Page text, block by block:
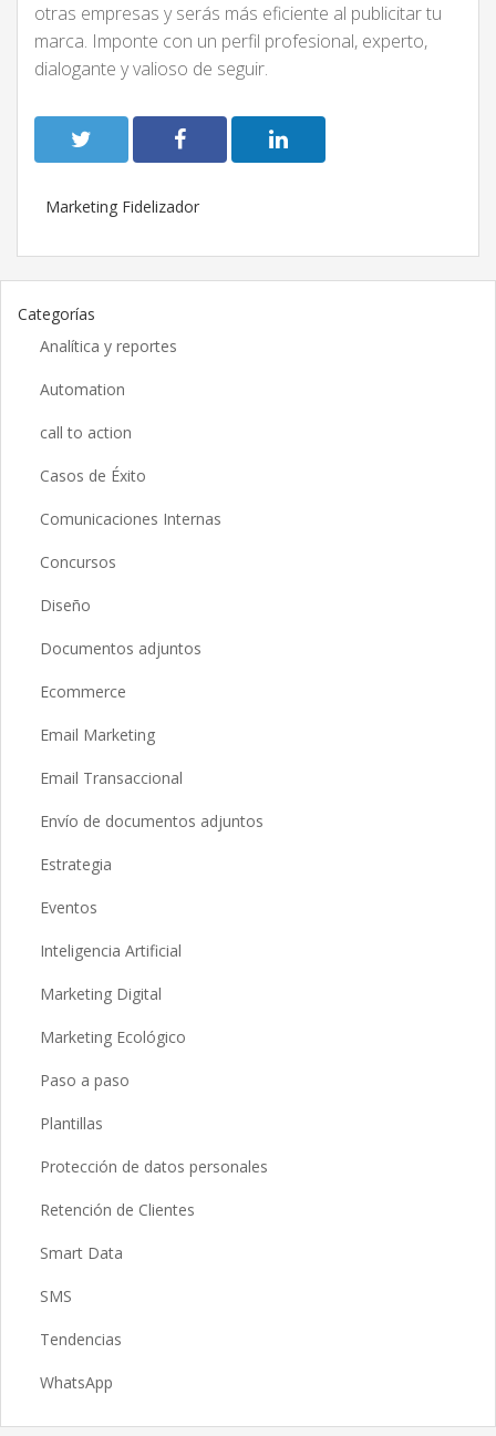
otras empresas y serás más eficiente al publicitar tu
marca. Imponte con un perfil profesional, experto,
dialogante y valioso de seguir.
Marketing Fidelizador
Categorías
Analítica y reportes
Automation
call to action
Casos de Éxito
Comunicaciones Internas
Concursos
Diseño
Documentos adjuntos
Ecommerce
Email Marketing
Email Transaccional
Envío de documentos adjuntos
Estrategia
Eventos
Inteligencia Artificial
Marketing Digital
Marketing Ecológico
Paso a paso
Plantillas
Protección de datos personales
Retención de Clientes
Smart Data
SMS
Tendencias
WhatsApp